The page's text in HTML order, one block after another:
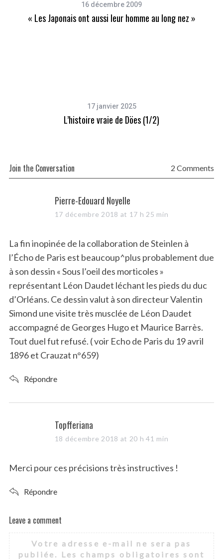
16 décembre 2009
« Les Japonais ont aussi leur homme au long nez »
17 janvier 2025
L’histoire vraie de Döes (1/2)
Join the Conversation 2 Comments
s
a
s
:
Pierre-Edouard Noyelle
17 décembre 2018 at 17 h 25 min
La fin inopinée de la collaboration de Steinlen à
l’Écho de Paris est beaucoup^plus probablement due
à son dessin « Sous l’oeil des morticoles »
représentant Léon Daudet léchant les pieds du duc
d’Orléans. Ce dessin valut à son directeur Valentin
Simond une visite très musclée de Léon Daudet
accompagné de Georges Hugo et Maurice Barrès.
Tout duel fut refusé. ( voir Echo de Paris du 19 avril
1896 et Crauzat n°659)
Répondre
s
a
s
Topfferiana
18 décembre 2018 at 20 h 41 min
Merci pour ces précisions très instructives !
Répondre
L
e
a
Leave a comment
Votre adresse e-mail ne sera pas
publiée.
Les champs obligatoires sont